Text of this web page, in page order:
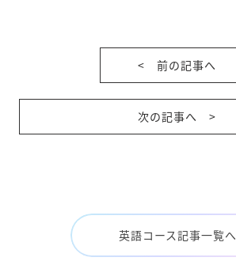
< 前の記事へ
次の記事へ >
英語コース記事一覧へ